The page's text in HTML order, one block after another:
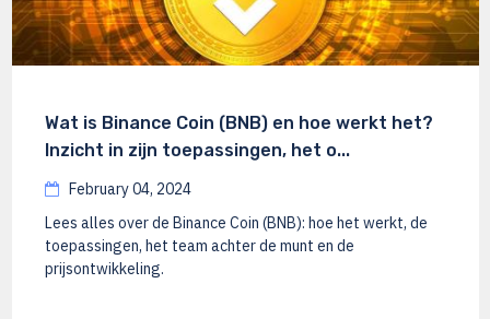
Wat is Binance Coin (BNB) en hoe werkt het?
Inzicht in zijn toepassingen, het o...
February 04, 2024
Lees alles over de Binance Coin (BNB): hoe het werkt, de
toepassingen, het team achter de munt en de
prijsontwikkeling.